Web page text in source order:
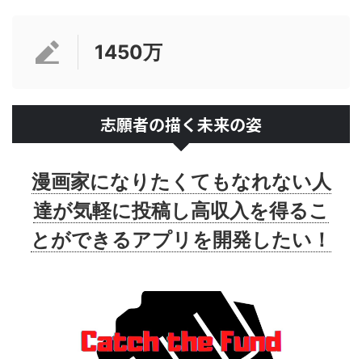
1450万
志願者の描く未来の姿
漫画家になりたくてもなれない人
達が気軽に投稿し高収入を得るこ
とができるアプリを開発したい！